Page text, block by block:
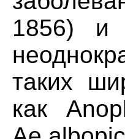
1856) и
таких
как